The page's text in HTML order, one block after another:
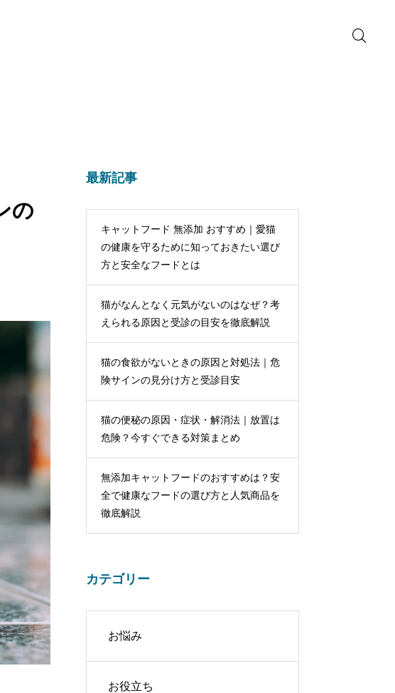
の
最新記事
キャットフード 無添加 おすすめ｜愛猫
の健康を守るために知っておきたい選び
方と安全なフードとは
猫がなんとなく元気がないのはなぜ？考
えられる原因と受診の目安を徹底解説
猫の食欲がないときの原因と対処法｜危
険サインの見分け方と受診目安
猫の便秘の原因・症状・解消法｜放置は
危険？今すぐできる対策まとめ
無添加キャットフードのおすすめは？安
全で健康なフードの選び方と人気商品を
徹底解説
カテゴリー
お悩み
お役立ち